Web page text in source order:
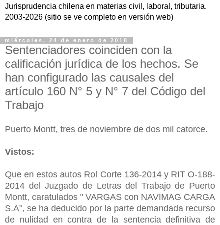
Jurisprudencia chilena en materias civil, laboral, tributaria.
2003-2026 (sitio se ve completo en versión web)
miércoles, 24 de enero de 2018
Sentenciadores coinciden con la
calificación jurídica de los hechos. Se
han configurado las causales del
artículo 160 N° 5 y N° 7 del Código del
Trabajo
Puerto Montt, tres de noviembre de dos mil catorce.
Vistos:
Que en estos autos Rol Corte 136-2014 y RIT O-188-
2014 del Juzgado de Letras del Trabajo de Puerto
Montt, caratulados " VARGAS con NAVIMAG CARGA
S.A”, se ha deducido por la parte demandada recurso
de nulidad en contra de la sentencia definitiva de